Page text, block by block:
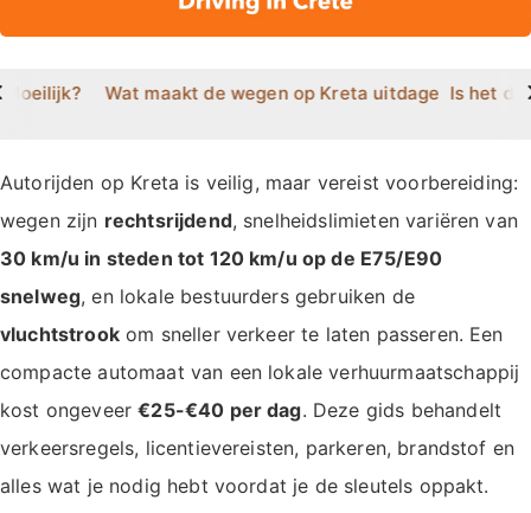
Wat maakt de wegen op Kreta uitdagend?Is het de>
Autorijden op Kreta is veilig, maar vereist voorbereiding:
wegen zijn rechtsrijdend, snelheidslimieten variëren van
30 km/u in steden tot 120 km/u op de E75/E90
snelweg, en lokale bestuurders gebruiken de
vluchtstrookom sneller verkeer te laten passeren. Een
compacte automaat van een lokale verhuurmaatschappij
kost ongeveer€25-€40 per dag. Deze gids behandelt
verkeersregels, licentievereisten, parkeren, brandstof en
alles wat je nodig hebt voordat je de sleutels oppakt.